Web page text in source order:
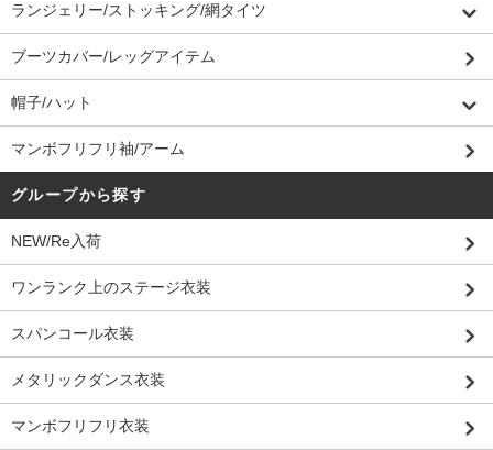
ランジェリー/ストッキング/網タイツ
ブーツカバー/レッグアイテム
帽子/ハット
マンボフリフリ袖/アーム
グループから探す
NEW/Re入荷
ワンランク上のステージ衣装
スパンコール衣装
メタリックダンス衣装
マンボフリフリ衣装